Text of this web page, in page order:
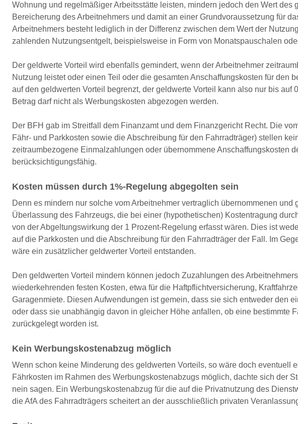
Wohnung und regelmäßiger Arbeitsstätte leisten, mindern jedoch den Wert
Bereicherung des Arbeitnehmers und damit an einer Grundvoraussetzung für
Arbeitnehmers besteht lediglich in der Differenz zwischen dem Wert der
zahlenden Nutzungsentgelt, beispielsweise in Form von Monatspauschalen
Der geldwerte Vorteil wird ebenfalls gemindert, wenn der Arbeitnehmer
Nutzung leistet oder einen Teil oder die gesamten Anschaffungskosten für den
auf den geldwerten Vorteil begrenzt, der geldwerte Vorteil kann also nur bis
Betrag darf nicht als Werbungskosten abgezogen werden.
Der BFH gab im Streitfall dem Finanzamt und dem Finanzgericht Recht. Die
Fähr- und Parkkosten sowie die Abschreibung für den Fahrradträger) stellen
zeitraumbezogene Einmalzahlungen oder übernommene Anschaffungskosten
berücksichtigungsfähig.
Kosten müssen durch 1%-Regelung abgegolten sein
Denn es mindern nur solche vom Arbeitnehmer vertraglich übernommenen
Überlassung des Fahrzeugs, die bei einer (hypothetischen) Kostentragung
von der Abgeltungswirkung der 1 Prozent-Regelung erfasst wären. Dies ist
auf die Parkkosten und die Abschreibung für den Fahrradträger der Fall. Im
wäre ein zusätzlicher geldwerter Vorteil entstanden.
Den geldwerten Vorteil mindern können jedoch Zuzahlungen des
wiederkehrenden festen Kosten, etwa für die Haftpflichtversicherung,
Garagenmiete. Diesen Aufwendungen ist gemein, dass sie sich entweder den
oder dass sie unabhängig davon in gleicher Höhe anfallen, ob eine bestimmte
zurückgelegt worden ist.
Kein Werbungskostenabzug möglich
Wenn schon keine Minderung des geldwerten Vorteils, so wäre doch eventuell
Fährkosten im Rahmen des Werbungskostenabzugs möglich, dachte sich der
nein sagen. Ein Werbungskostenabzug für die auf die Privatnutzung des
die AfA des Fahrradträgers scheitert an der ausschließlich privaten